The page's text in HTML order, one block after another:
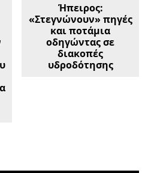
Ήπειρος:
«Στεγνώνουν» πηγές
και ποτάμια
οδηγώντας σε
διακοπές
υδροδότησης